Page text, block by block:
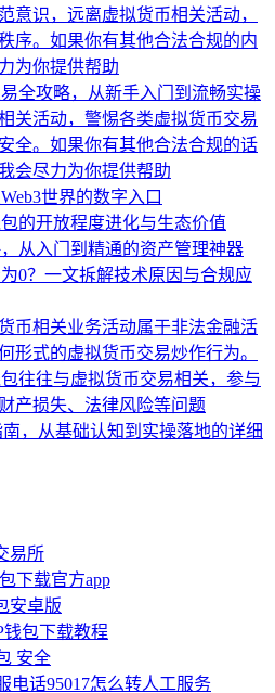
意识，远离虚拟货币相关活动，
序。如果你有其他合法合规的内
为你提供帮助
全攻略，从新手入门到流畅实操
关活动，警惕各类虚拟货币交易
全。如果你有其他合法合规的话
会尽力为你提供帮助
世界的数字入口
的开放程度进化与生态价值
从入门到精通的资产管理神器
0？一文拆解技术原因与合规应
币相关业务活动属于非法金融活
形式的虚拟货币交易炒作行为。
往往与虚拟货币交易相关，参与
产损失、法律风险等问题
，从基础认知到实操落地的详细
易所
下载官方app
安卓版
钱包下载教程
安全
电话95017怎么转人工服务